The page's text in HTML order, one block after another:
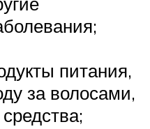
питания,
за волосами,